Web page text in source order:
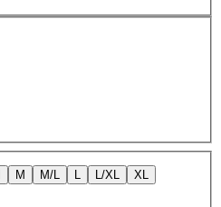
M M/L L L/XL
XL